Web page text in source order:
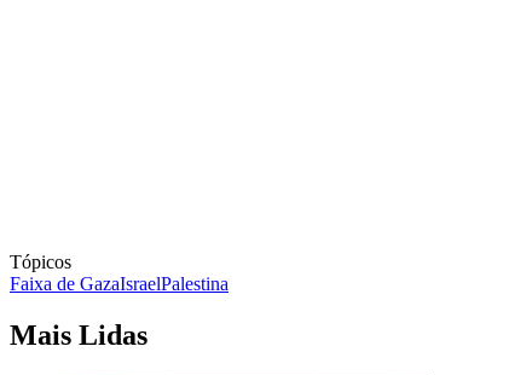
Tópicos
Faixa de GazaIsraelPalestina
Mais Lidas